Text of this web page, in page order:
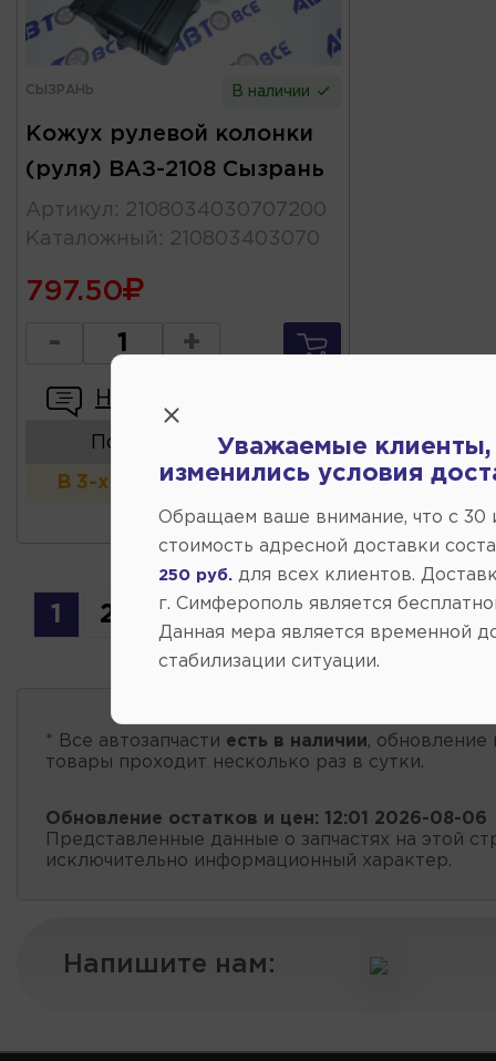
СЫЗРАНЬ В наличии
Кожух рулевой колонки
(руля) ВАЗ-2108 Сызрань
Артикул : 2108034030707200
Каталожный : 210803403070
797.50
- +
Написать отзыв
Показать аналоги
В 3-х и более магазинах
1 2 3 4 5 6
* Все автозапчасти есть в наличии, обновление
товары проходит несколько раз в сутки.
Обновление остатков и цен: 12:01 2026-08-06
Представленные данные о запчастях на этой
исключительно информационный характер.
Напишите нам:
Уважаемые клиенты,
изменились условия
Обращаем ваше внимание, что c 30
стоимость адресной доставки
250 руб. для всех клиентов.
г. Симферополь является
Данная мера является временной
стабилизации ситуации.